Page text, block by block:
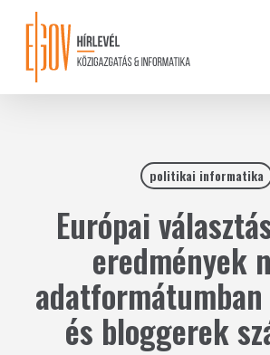
content
politikai informatika
Európai
eredmények
és bloggerek